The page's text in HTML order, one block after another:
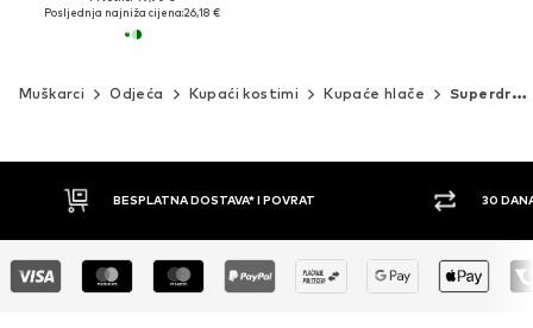
Posljednja najniža cijena:26,18 €
Muškarci Odjeća Kupaći kostimi Kupaće hlače Superdry & Co
DOSTAVA* I POVRAT 30 DANA PRAVO NA